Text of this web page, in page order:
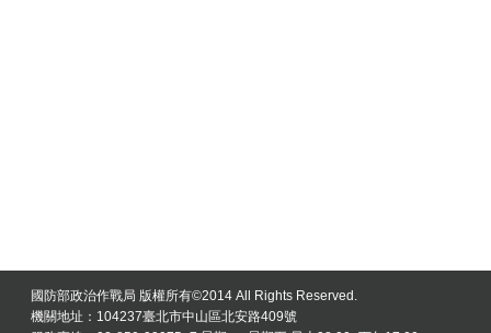
國防部政治作戰局 版權所有©2014 All Rights Reserved.
機關地址：104237臺北市中山區北安路409號